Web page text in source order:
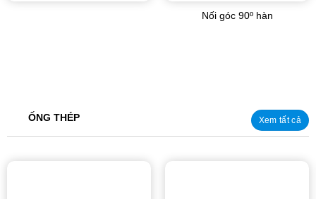
Nối góc 90º hàn
ỐNG THÉP Xem tất cả